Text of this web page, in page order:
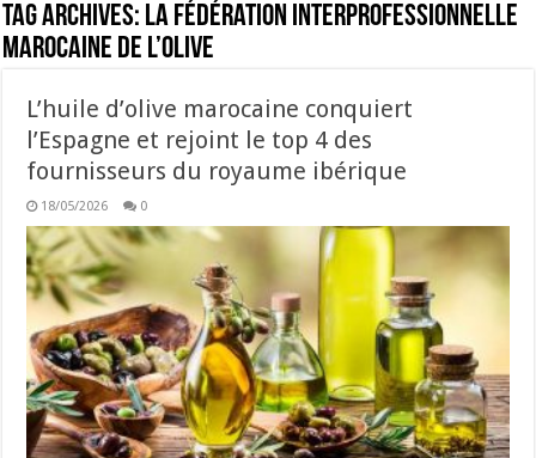
Tag Archives: la Fédération interprofessionnelle
marocaine de l’olive
L’huile d’olive marocaine conquiert
l’Espagne et rejoint le top 4 des
fournisseurs du royaume ibérique
18/05/2026 0